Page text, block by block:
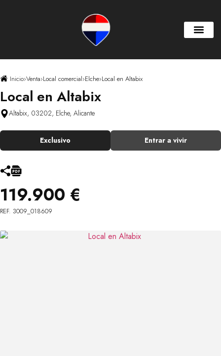
Inicio›Venta›Local comercial›Elche›Local en Altabix
Local en Altabix
Altabix, 03202, Elche, Alicante
Exclusivo Entrar a vivir
119.900 €
REF. 3009_018609